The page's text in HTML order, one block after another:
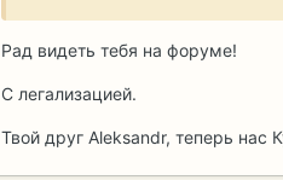
Рад видеть тебя на форуме!
С легализацией.
Твой друг Aleksandr, теперь нас